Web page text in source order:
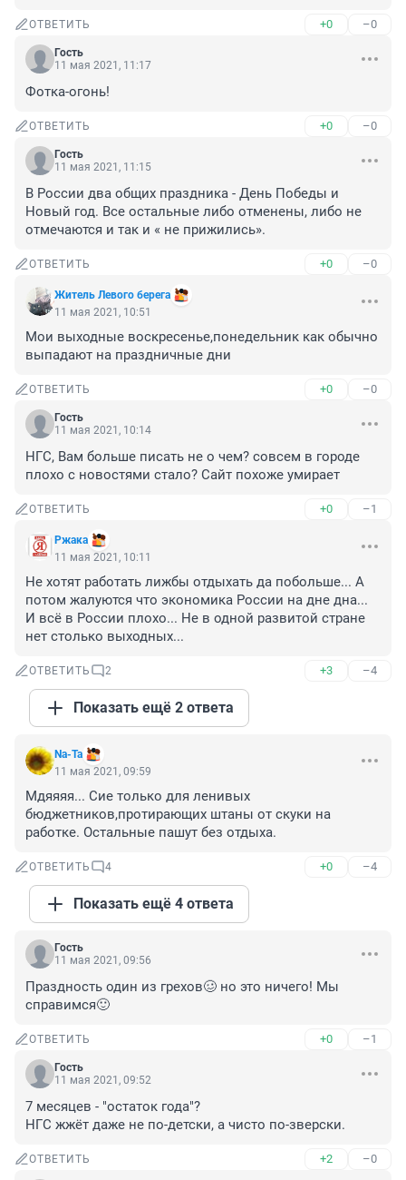
ОТВЕТИТЬ +0 –0
Гость
11 мая 2021, 11:17
Фотка-огонь!
ОТВЕТИТЬ +0 –0
Гость
11 мая 2021, 11:15
В России два общих праздника - День Победы и
Новый год. Все остальные либо отменены, либо не
отмечаются и так и « не прижились».
ОТВЕТИТЬ +0 –0
Житель Левого берега
11 мая 2021, 10:51
Мои выходные воскресенье,понедельник как обычно
выпадают на праздничные дни
ОТВЕТИТЬ +0 –0
Гость
11 мая 2021, 10:14
НГС, Вам больше писать не о чем? совсем в городе
плохо с новостями стало? Сайт похоже умирает
ОТВЕТИТЬ +0 –1
Ржака
11 мая 2021, 10:11
Не хотят работать лижбы отдыхать да побольше... А
потом жалуются что экономика России на дне дна...
И всё в России плохо... Не в одной развитой стране
нет столько выходных...
ОТВЕТИТЬ 2 +3 –4
Показать ещё 2 ответа
Na-Ta
11 мая 2021, 09:59
Мдяяяя... Сие только для ленивых
бюджетников,протирающих штаны от скуки на
работке. Остальные пашут без отдыха.
ОТВЕТИТЬ 4 +0 –4
Показать ещё 4 ответа
Гость
11 мая 2021, 09:56
Праздность один из грехов🥴 но это ничего! Мы
справимся🙂
ОТВЕТИТЬ +0 –1
Гость
11 мая 2021, 09:52
7 месяцев - "остаток года"?
НГС жжёт даже не по-детски, а чисто по-зверски.
ОТВЕТИТЬ +2 –0